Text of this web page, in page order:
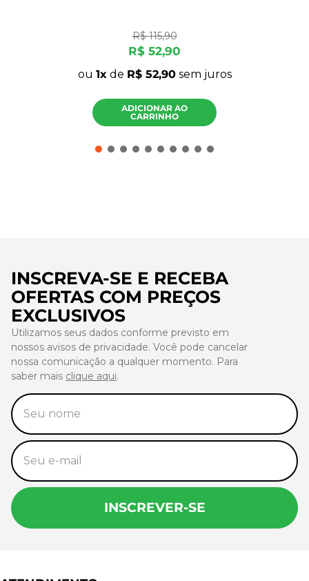
R$ 115,90
R$ 52,90
ou 1 de R$ 52,90sem juros
ADICIONAR AO
CARRINHO
INSCREVA-SE E RECEBA
OFERTAS COM PREÇOS
EXCLUSIVOS
Utilizamos seus dados conforme previsto em
nossos avisos de privacidade. Você pode cancelar
nossa comunicação a qualquer momento. Para
saber mais clique aqui.
INSCREVER-SE